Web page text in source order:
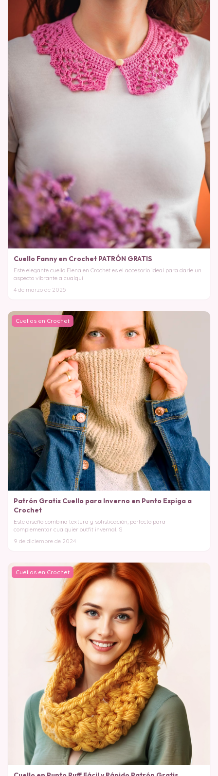
Cuello Fanny en Crochet PATRÓN GRATIS
Este elegante cuello Elena en Crochet es el accesorio ideal para darle un
aspecto vibrante a cualqui
4 de marzo de 2025
Cuellos en Crochet
Patrón Gratis Cuello para Inverno en Punto Espiga a
Crochet
Este diseño combina textura y sofisticación, perfecto para
complementar cualquier outfit invernal. S
9 de diciembre de 2024
Cuellos en Crochet